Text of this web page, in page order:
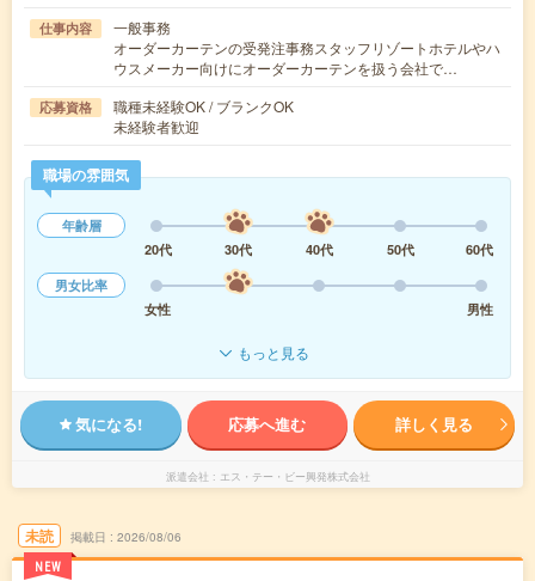
仕事内容
一般事務
オーダーカーテンの受発注事務スタッフリゾートホテルやハ
ウスメーカー向けにオーダーカーテンを扱う会社で…
応募資格
職種未経験OK / ブランクOK
未経験者歓迎
職場の雰囲気
年齢層
20代
30代 40代 50代
60代
男女比率
女性
男性
もっと見る
気になる! 応募へ進む 詳しく見る
派遣会社 エス・テー・ビー興発株式会社
未読
NEW
掲載日 2026/08/06